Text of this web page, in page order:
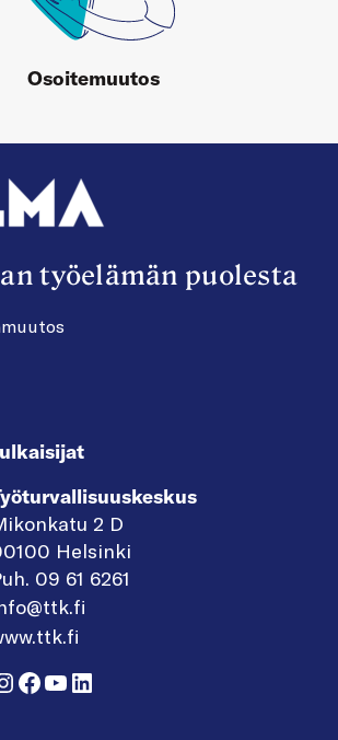
Osoitemuutos
työelämän puolesta
2 D
Helsinki
09 61 6261
Facebook
YouTube
LinkedIn